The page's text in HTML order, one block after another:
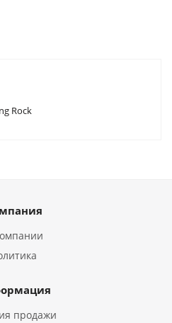
Rock
продажи